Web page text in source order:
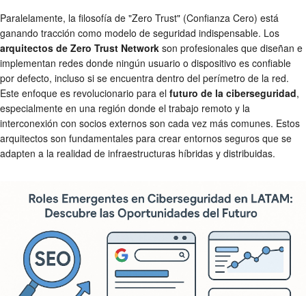
Paralelamente, la filosofía de "Zero Trust" (Confianza Cero) está
ganando tracción como modelo de seguridad indispensable. Los
arquitectos de Zero Trust Network son profesionales que diseñan e
implementan redes donde ningún usuario o dispositivo es confiable
por defecto, incluso si se encuentra dentro del perímetro de la red.
Este enfoque es revolucionario para el futuro de la ciberseguridad,
especialmente en una región donde el trabajo remoto y la
interconexión con socios externos son cada vez más comunes. Estos
arquitectos son fundamentales para crear entornos seguros que se
adapten a la realidad de infraestructuras híbridas y distribuidas.